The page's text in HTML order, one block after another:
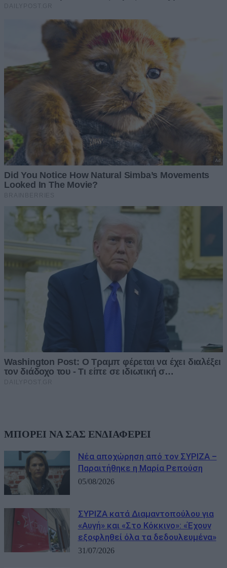
ΜΠΟΡΕΙ ΝΑ ΣΑΣ ΕΝΔΙΑΦΕΡΕΙ
Νέα αποχώρηση από τον ΣΥΡΙΖΑ –
Παραιτήθηκε η Μαρία Ρεπούση
05/08/2026
ΣΥΡΙΖΑ κατά Διαμαντοπούλου για
«Αυγή» και «Στο Κόκκινο»: «Έχουν
εξοφληθεί όλα τα δεδουλευμένα»
31/07/2026